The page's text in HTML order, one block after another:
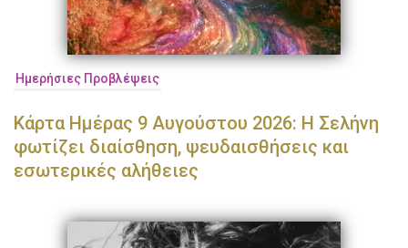
Ημερήσιες Προβλέψεις
Κάρτα Ημέρας 9 Αυγούστου 2026: Η Σελήνη
φωτίζει διαίσθηση, ψευδαισθήσεις και
εσωτερικές αλήθειες